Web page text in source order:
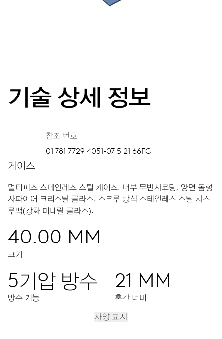
기술 상세 정보
참조 번호
01 781 7729 4051-07 5 21 66FC
케이스
멀티피스 스테인레스 스틸 케이스. 내부 무반사코팅, 양면 돔형
사파이어 크리스탈 글라스. 스크루 방식 스테인레스 스틸 시스
루백(강화 미네랄 글라스).
40.00 MM
크기
5기압 방수
방수 기능
21 MM
혼간 너비
사양 표시